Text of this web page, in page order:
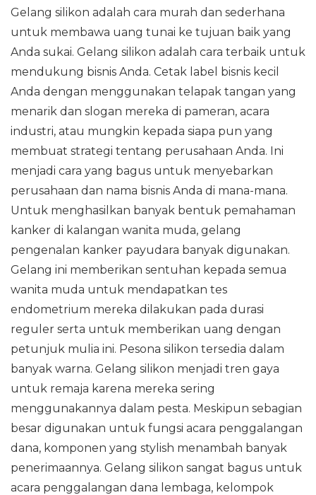
Gelang silikon adalah cara murah dan sederhana
untuk membawa uang tunai ke tujuan baik yang
Anda sukai. Gelang silikon adalah cara terbaik untuk
mendukung bisnis Anda. Cetak label bisnis kecil
Anda dengan menggunakan telapak tangan yang
menarik dan slogan mereka di pameran, acara
industri, atau mungkin kepada siapa pun yang
membuat strategi tentang perusahaan Anda. Ini
menjadi cara yang bagus untuk menyebarkan
perusahaan dan nama bisnis Anda di mana-mana.
Untuk menghasilkan banyak bentuk pemahaman
kanker di kalangan wanita muda, gelang
pengenalan kanker payudara banyak digunakan.
Gelang ini memberikan sentuhan kepada semua
wanita muda untuk mendapatkan tes
endometrium mereka dilakukan pada durasi
reguler serta untuk memberikan uang dengan
petunjuk mulia ini. Pesona silikon tersedia dalam
banyak warna. Gelang silikon menjadi tren gaya
untuk remaja karena mereka sering
menggunakannya dalam pesta. Meskipun sebagian
besar digunakan untuk fungsi acara penggalangan
dana, komponen yang stylish menambah banyak
penerimaannya. Gelang silikon sangat bagus untuk
acara penggalangan dana lembaga, kelompok